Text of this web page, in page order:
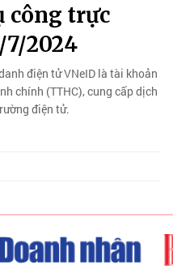
công trực
2024
điện tử VNeID là tài khoản
chính (TTHC), cung cấp dịch
điện tử.